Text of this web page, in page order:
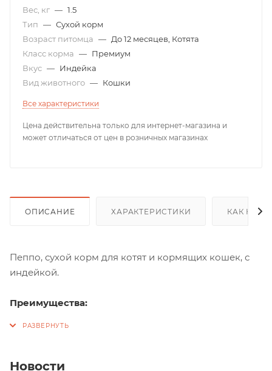
Вес, кг — 1.5
Тип — Сухой корм
Возраст питомца — До 12 месяцев, Котята
Класс корма — Премиум
Вкус — Индейка
Вид животного — Кошки
Все характеристики
Цена действительна только для интернет-магазина и
может отличаться от цен в розничных магазинах
ОПИСАНИЕ ХАРАКТЕРИСТИКИ КАК
Пеппо, сухой корм для котят и кормящих кошек, с
индейкой.
Преимущества:
питомца.
Новости